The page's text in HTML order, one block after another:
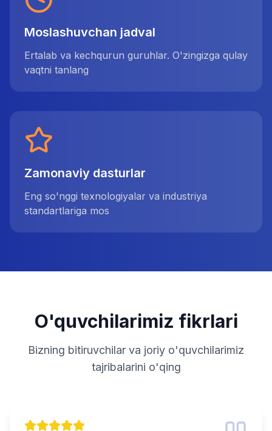
Moslashuvchan jadval
Ertalab va kechqurun guruhlar. O'zingizga qulay
vaqtni tanlang
Zamonaviy dasturlar
Eng so'nggi texnologiyalar va industriya
standartlariga mos
O'quvchilarimiz fikrlari
Bizning bitiruvchilar va joriy o'quvchilarimiz
tajribalarini o'qing